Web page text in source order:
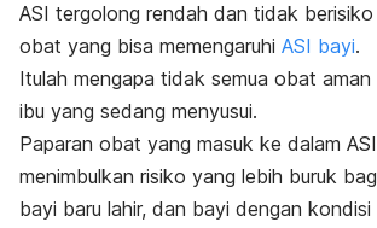
ASI tergolong rendah dan tidak
obat yang bisa memengaruhi ASI bayi.
Itulah mengapa tidak semua obat aman
ibu yang sedang menyusui.
Paparan obat yang masuk ke dalam
menimbulkan risiko yang lebih buruk
bayi baru lahir, dan bayi dengan